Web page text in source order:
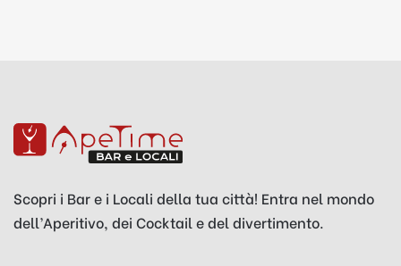
Scopri i Bar e i Locali della tua città! Entra nel mondo
dell’Aperitivo, dei Cocktail e del divertimento.